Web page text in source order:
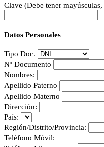
Clave (Debe tener
Datos Personales
Tipo Doc.
Nº Documento
Nombres:
Apellido Paterno
Apellido Materno
Dirección:
País:
Región/Distrito/Provincia:
Teléfono Móvil: